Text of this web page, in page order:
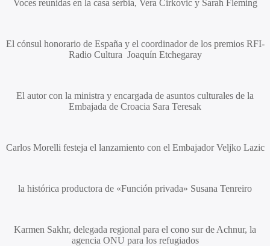
Voces reunidas en la casa serbia, Vera CirkovicySarah Fleming
El cónsul honorario de España y el coordinador de los premios RFI-
Radio Cultura Joaquín Etchegaray
El autor con la ministra y encargada de asuntos culturales de la
Embajada de Croacia Sara Teresak
Carlos Morelli festeja el lanzamiento con el EmbajadorVeljko Lazic
la histórica productora de «Función privada» Susana Tenreiro
Karmen Sakhr, delegada regional para el cono sur de Achnur, la
agencia ONU para los refugiados